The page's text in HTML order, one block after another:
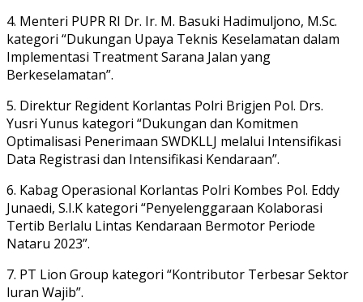
4. Menteri PUPR RI Dr. Ir. M. Basuki Hadimuljono, M.Sc.
kategori “Dukungan Upaya Teknis Keselamatan dalam
Implementasi Treatment Sarana Jalan yang
Berkeselamatan”.
5. Direktur Regident Korlantas Polri Brigjen Pol. Drs.
Yusri Yunus kategori “Dukungan dan Komitmen
Optimalisasi Penerimaan SWDKLLJ melalui Intensifikasi
Data Registrasi dan Intensifikasi Kendaraan”.
6. Kabag Operasional Korlantas Polri Kombes Pol. Eddy
Junaedi, S.I.K kategori “Penyelenggaraan Kolaborasi
Tertib Berlalu Lintas Kendaraan Bermotor Periode
Nataru 2023”.
7. PT Lion Group kategori “Kontributor Terbesar Sektor
luran Wajib”.